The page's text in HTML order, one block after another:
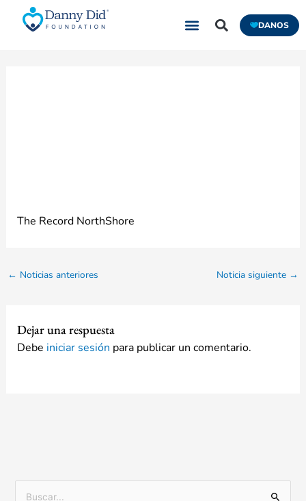
DANOS
The Record NorthShore
← Noticias anteriores Noticia siguiente →
Dejar una respuesta
Debe iniciar sesión para publicar un comentario.